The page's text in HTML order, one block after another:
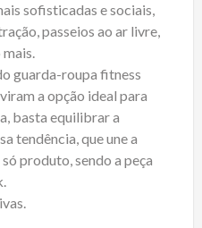
sofisticadas e sociais,
passeios ao ar livre,
guarda-roupa fitness
a opção ideal para
basta equilibrar a
tendência, que une a
produto, sendo a peça